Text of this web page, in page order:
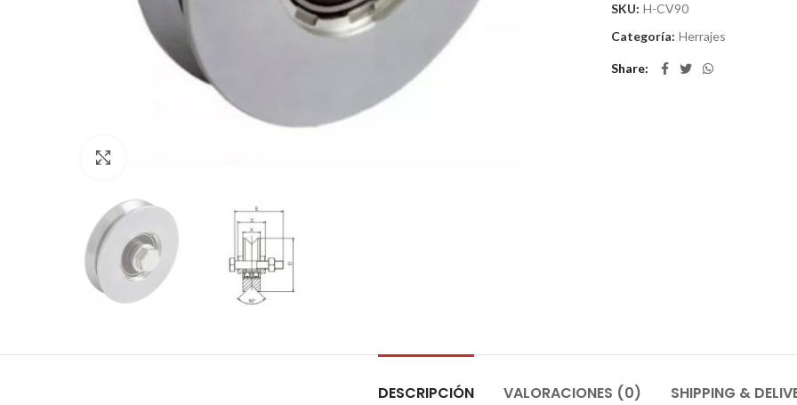
SKU: H-CV90
Categoría: Herrajes
Share
DESCRIPCIÓN VALORACIONES (0) SHIPPING &